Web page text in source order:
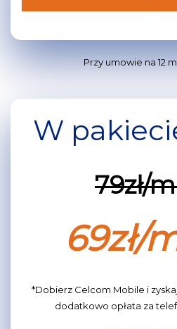
Przy umowie na 12
W
79zł/
69zł/
*Dobierz Celcom Mobile i
dodatkowo opłata za